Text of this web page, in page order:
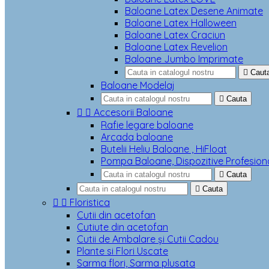
Baloane Latex Desene Animate
Baloane Latex Halloween
Baloane Latex Craciun
Baloane Latex Revelion
Baloane Jumbo Imprimate

Baloane Modelaj
 Cauta
  Accesorii Baloane
Rafie legare baloane
Arcada baloane
Butelii Heliu Baloane , HiFloat
Pompa Baloane, Dispozitive
 Cauta
 Cauta
  Floristica
Cutii din acetofan
Cutiute din acetofan
Cutii de Ambalare și Cutii Cadou
Plante si Flori Uscate
Sarma flori, Sarma plusata